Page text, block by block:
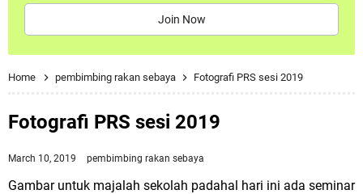
Join Now
Home pembimbing rakan sebaya Fotografi PRS sesi 2019
Fotografi PRS sesi 2019
March 10, 2019 pembimbing rakan sebaya
Gambar untuk majalah sekolah padahal hari ini ada seminar